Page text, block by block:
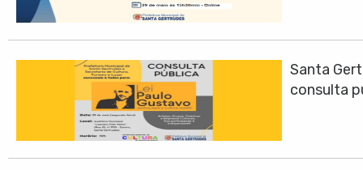
Santa
consulta